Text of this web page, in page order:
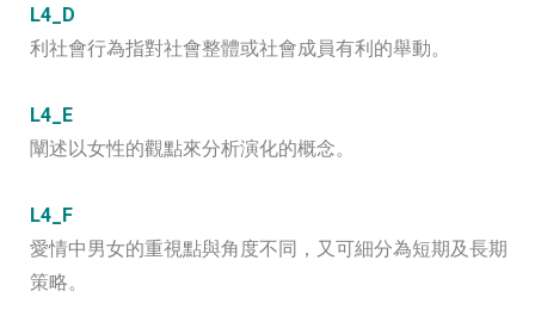
L4 _D
利社會行為指對社會整體或社會成員有利的舉動。
L4_E
闡述以女性的觀點來分析演化的概念。
L4_F
愛情中男女的重視點與角度不同，又可細分為短期及長期
策略。